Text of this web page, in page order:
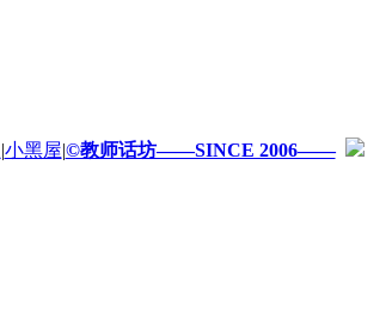
|小黑屋|©教师话坊——SINCE 2006——